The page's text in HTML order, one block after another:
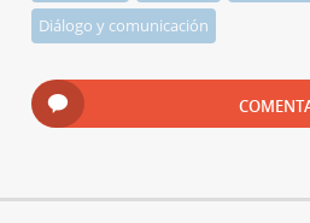
Diálogo y comunicación